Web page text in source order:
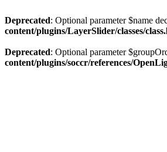
Deprecated: Optional parameter $name
content/plugins/LayerSlider/classes/
Deprecated: Optional parameter
content/plugins/soccr/references/